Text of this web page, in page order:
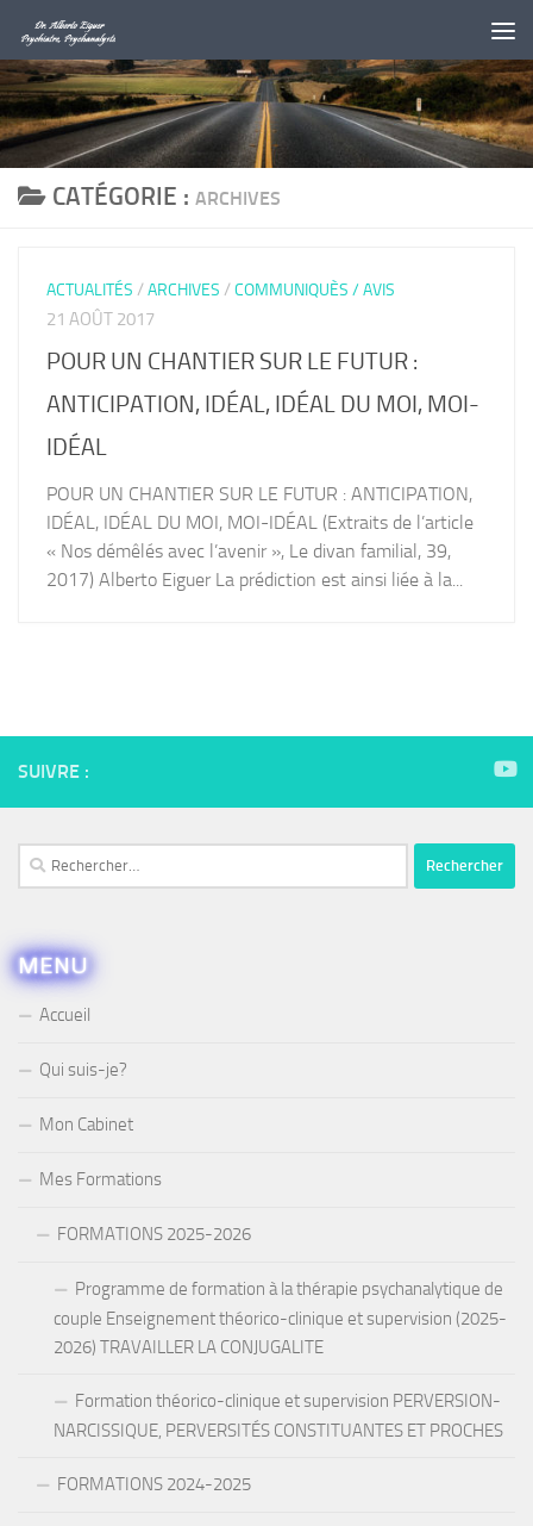
Au dessous du contenu
CATÉGORIE : ARCHIVES
ACTUALITÉS /ARCHIVES /COMMUNIQUÈS / AVIS
21 AOÛT 2017
POUR UN CHANTIER SUR LE FUTUR :
ANTICIPATION, IDÉAL, IDÉAL DU MOI, MOI-
IDÉAL
POUR UN CHANTIER SUR LE FUTUR : ANTICIPATION,
IDÉAL, IDÉAL DU MOI, MOI-IDÉAL (Extraits de l’article
« Nos démêlés avec l’avenir », Le divan familial, 39,
2017) Alberto Eiguer La prédiction est ainsi liée à la...
SUIVRE :
Rechercher :
MENU
Accueil
Qui suis-je?
Mon Cabinet
Mes Formations
FORMATIONS 2025-2026
Programme de formation à la thérapie psychanalytique de
couple Enseignement théorico-clinique et supervision (2025-
2026) TRAVAILLER LA CONJUGALITE
Formation théorico-clinique et supervision PERVERSION-
NARCISSIQUE, PERVERSITÉS CONSTITUANTES ET PROCHES
FORMATIONS 2024-2025